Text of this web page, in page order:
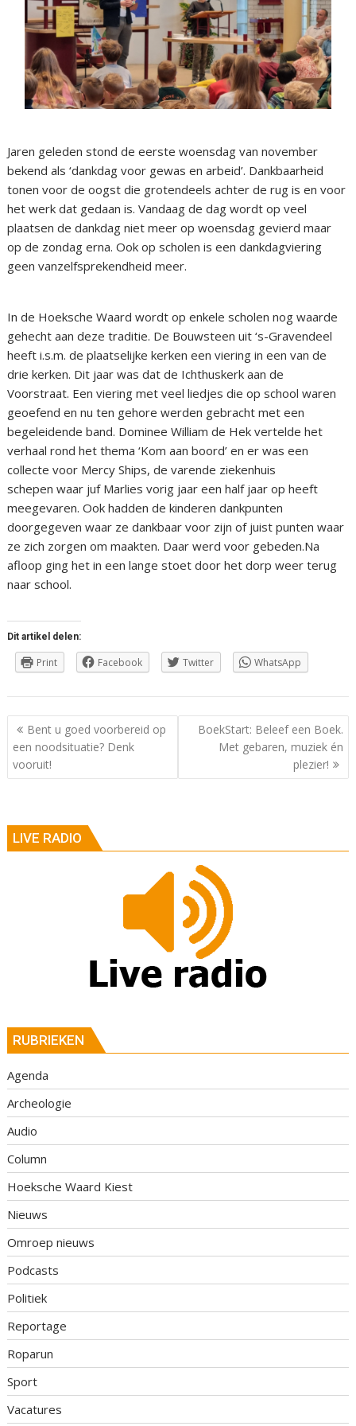
Jaren geleden stond de eerste woensdag van november
bekend als ‘dankdag voor gewas en arbeid’. Dankbaarheid
tonen voor de oogst die grotendeels achter de rug is en voor
het werk dat gedaan is. Vandaag de dag wordt op veel
plaatsen de dankdag niet meer op woensdag gevierd maar
op de zondag erna. Ook op scholen is een dankdagviering
geen vanzelfsprekendheid meer.
In de Hoeksche Waard wordt op enkele scholen nog waarde
gehecht aan deze traditie. De Bouwsteen uit ‘s-Gravendeel
heeft i.s.m. de plaatselijke kerken een viering in een van de
drie kerken. Dit jaar was dat de Ichthuskerk aan de
Voorstraat. Een viering met veel liedjes die op school waren
geoefend en nu ten gehore werden gebracht met een
begeleidende band. Dominee William de Hek vertelde het
verhaal rond het thema ‘Kom aan boord’ en er was een
collecte voor Mercy Ships, de varende ziekenhuis
schepen waar juf Marlies vorig jaar een half jaar op heeft
meegevaren. Ook hadden de kinderen dankpunten
doorgegeven waar ze dankbaar voor zijn of juist punten waar
ze zich zorgen om maakten. Daar werd voor gebeden.Na
afloop ging het in een lange stoet door het dorp weer terug
naar school.
Dit artikel delen:
Print Facebook Twitter WhatsApp
Berichtnavigatie
Bent u goed voorbereid op
een noodsituatie? Denk
vooruit!
BoekStart: Beleef een Boek.
Met gebaren, muziek én
plezier!
LIVE RADIO
RUBRIEKEN
Agenda
Archeologie
Audio
Column
Hoeksche Waard Kiest
Nieuws
Omroep nieuws
Podcasts
Politiek
Reportage
Roparun
Sport
Vacatures